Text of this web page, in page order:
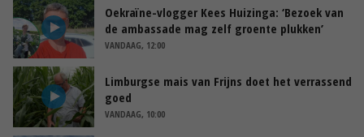
Oekraïne-vlogger Kees Huizinga: ‘Bezoek van
de ambassade mag zelf groente plukken’
VANDAAG, 12:00
Limburgse mais van Frijns doet het verrassend
goed
VANDAAG, 10:00